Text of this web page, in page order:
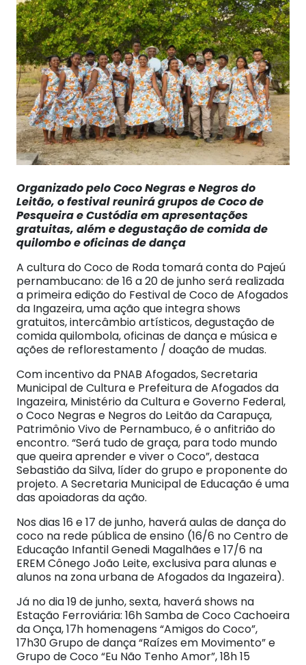
Organizado pelo Coco Negras e Negros do
Leitão, o festival reunirá grupos de Coco de
Pesqueira e Custódia em apresentações
gratuitas, além e degustação de comida de
quilombo e oficinas de dança
A cultura do Coco de Roda tomará conta do Pajeú
pernambucano: de 16 a 20 de junho será realizada
a primeira edição do Festival de Coco de Afogados
da Ingazeira, uma ação que integra shows
gratuitos, intercâmbio artísticos, degustação de
comida quilombola, oficinas de dança e música e
ações de reflorestamento / doação de mudas.
Com incentivo da PNAB Afogados, Secretaria
Municipal de Cultura e Prefeitura de Afogados da
Ingazeira, Ministério da Cultura e Governo Federal,
o Coco Negras e Negros do Leitão da Carapuça,
Patrimônio Vivo de Pernambuco, é o anfitrião do
encontro. “Será tudo de graça, para todo mundo
que queira aprender e viver o Coco”, destaca
Sebastião da Silva, líder do grupo e proponente do
projeto. A Secretaria Municipal de Educação é uma
das apoiadoras da ação.
Nos dias 16 e 17 de junho, haverá aulas de dança do
coco na rede pública de ensino (16/6 no Centro de
Educação Infantil Genedi Magalhães e 17/6 na
EREM Cônego João Leite, exclusiva para alunas e
alunos na zona urbana de Afogados da Ingazeira).
Já no dia 19 de junho, sexta, haverá shows na
Estação Ferroviária: 16h Samba de Coco Cachoeira
da Onça, 17h homenagens “Amigos do Coco”,
17h30 Grupo de dança “Raízes em Movimento” e
Grupo de Coco “Eu Não Tenho Amor”, 18h 15